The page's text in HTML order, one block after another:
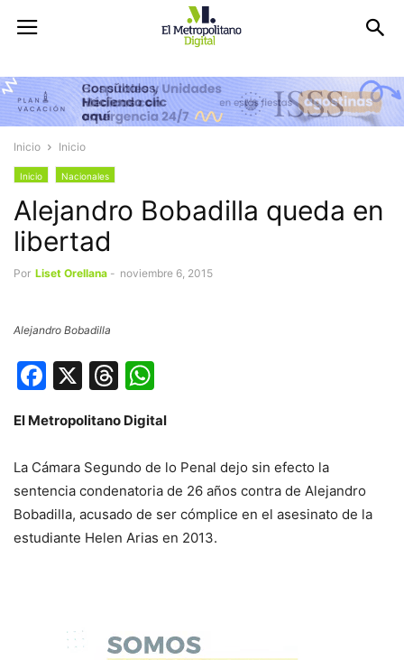
Inicio Inicio
Inicio Nacionales
Alejandro Bobadilla queda en
libertad
Por Liset Orellana - noviembre 6, 2015
Alejandro Bobadilla
Facebook
X Threads
El Metropolitano Digital
La Cámara Segundo de lo Penal dejo sin efecto la
sentencia condenatoria de 26 años contra de Alejandro
Bobadilla, acusado de ser cómplice en el asesinato de la
estudiante Helen Arias en 2013.